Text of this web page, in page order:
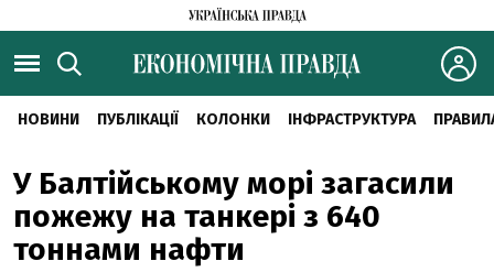
НОВИНИ ПУБЛІКАЦІЇ КОЛОНКИ ІНФРАСТРУКТУРА
У Балтійському морі загасили
пожежу на танкері з 640
тоннами нафти